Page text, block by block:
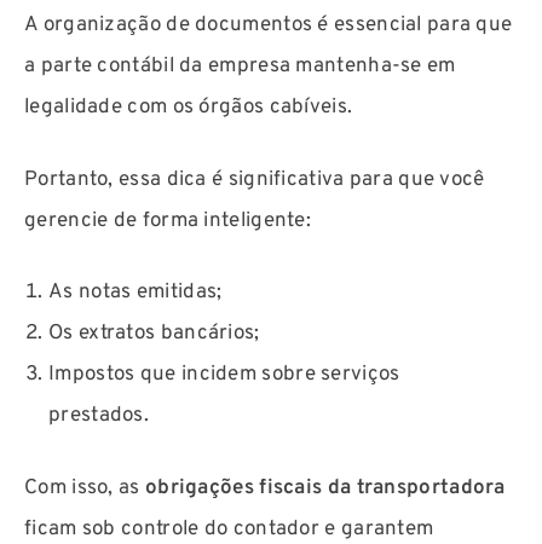
A organização de documentos é essencial para que
a parte contábil da empresa mantenha-se em
legalidade com os órgãos cabíveis.
Portanto, essa dica é significativa para que você
gerencie de forma inteligente:
As notas emitidas;
Os extratos bancários;
Impostos que incidem sobre serviços
prestados.
Com isso, as obrigações fiscais da transportadora
ficam sob controle do contador e garantem